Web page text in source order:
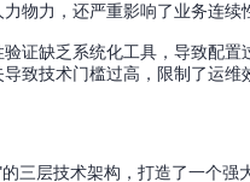
物力，还严重影响了业务连续
证缺乏系统化工具，导致配
致技术门槛过高，限制了运维
三层技术架构，打造了一个